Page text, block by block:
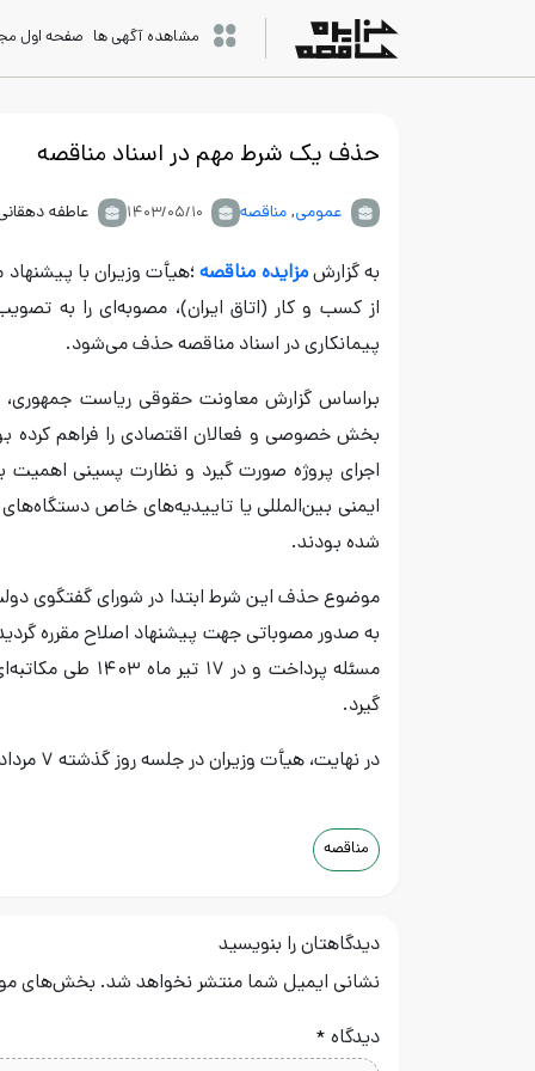
مشاهده آگهی ها صفحه اول
حذف یک شرط مهم در اسناد مناقصه
عمومی,مناقصه عاطفه
به گزارشمزایده مناقصه؛هیأت وزیران با
از کسب و کار (اتاق ایران)، مصوبه‌ای را به
پیمانکاری در اسناد مناقصه حذف می‌شود.
بخش خصوصی و فعالان اقتصادی را فراهم کرده
اجرای پروژه صورت گیرد و نظارت پسینی
ایمنی بین‌المللی یا تاییدیه‌های خاص
شده بودند.
موضوع حذف این شرط ابتدا در شورای گفتگوی
به صدور مصوباتی جهت پیشنهاد اصلاح مقرره
مسئله پرداخت
گیرد.
در نهایت، هیأت وزیران در جلسه روز گذشته ۷ مرداد ۱۴۰۳ با تصویب حذف این مقرره موافقت کرد.
مناقصه
دیدگاهتان را بنویسید
نشانی ایمیل شما منتشر نخواهد شد. بخش‌های
دیدگاه *